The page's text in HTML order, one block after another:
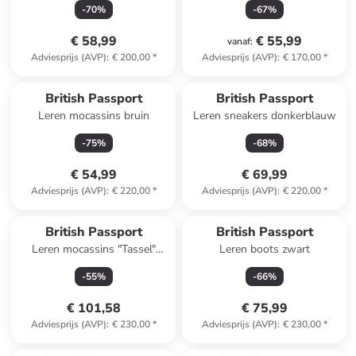
-70%
€ 58,99
Adviesprijs (AVP): € 200,00*
-67%
vanaf: € 55,99
Adviesprijs (AVP): € 170,00*
British Passport
Leren mocassins bruin
-75%
€ 54,99
Adviesprijs (AVP): € 220,00*
British Passport
Leren sneakers donkerblauw
-68%
€ 69,99
Adviesprijs (AVP): € 220,00*
British Passport
Leren mocassins "Tassel"
zwart
-55%
€ 101,58
Adviesprijs (AVP): € 230,00*
British Passport
Leren boots zwart
-66%
€ 75,99
Adviesprijs (AVP): € 230,00*